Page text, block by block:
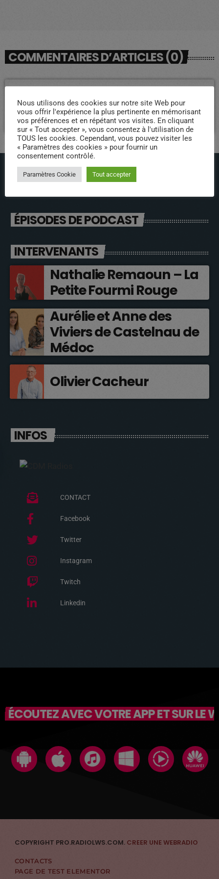
COMMENTAIRES D’ARTICLES (0)
Vous devez être connecté pour ajouter un commentaire.
Connectez-vous maintenant
ÉPISODES DE PODCAST
INTERVENANTS
Nathalie Remaoun – La
Petite Fourmi Rouge
Aurélie et Anne des
Viviers de Castelnau de
Médoc
Olivier Cacheur
INFOS
CONTACT
Facebook
Twitter
Instagram
Twitch
Linkedin
ÉCOUTEZ AVEC VOTRE APP ET SUR LE
COPYRIGHT PRO.RADIOLWS.COM. CREER UNE WEBRADIO
CONTACTS
PAGE DE TEST ELEMENTOR
Nous utilisons des cookies sur notre site Web pour
vous offrir l'expérience la plus pertinente en mémorisant
vos préférences et en répétant vos visites. En cliquant
sur « Tout accepter », vous consentez à l'utilisation de
TOUS les cookies. Cependant, vous pouvez visiter les
« Paramètres des cookies » pour fournir un
consentement contrôlé.
Paramètres Cookie Tout accepter